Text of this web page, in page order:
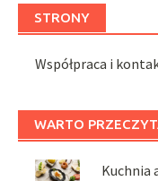
STRONY
Współpraca i
WARTO
Kuchnia